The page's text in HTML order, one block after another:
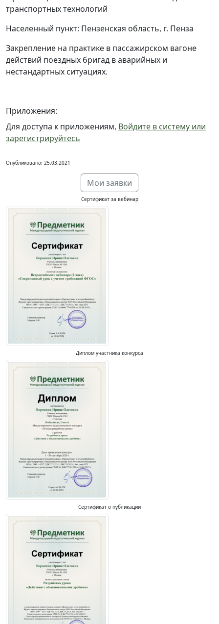
транспортных технологий
Населенный пункт: Пензенская область, г. Пенза
Закрепление на практике в пассажирском вагоне
действий поездных бригад в аварийных и
нестандартных ситуациях.
Приложения:
Для доступа к приложениям, Войдите в систему или
зарегистрируйтесь
Опубликовано: 25.03.2021
Мои заявки
Сертификат за вебинар
Диплом участника конкурса
Сертификат о публикации